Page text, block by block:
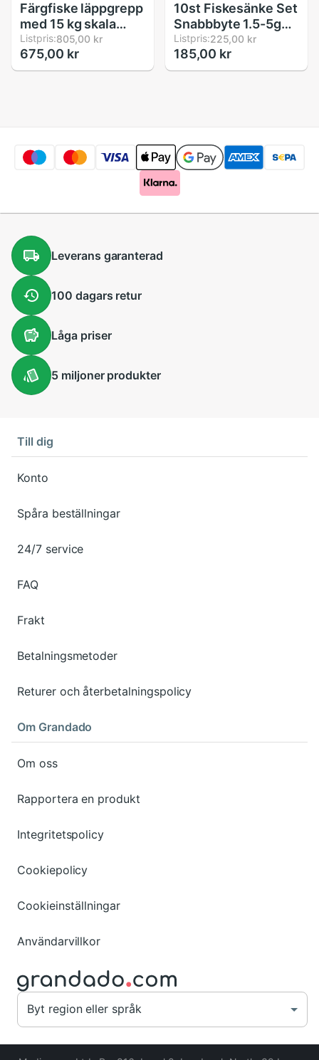
Färgfiske läppgrepp
med 15 kg skala
bärbar fiskgripare
med mjukt
gummihandtag
Listpris:805,00 kr
675,00 kr
10st Fiskesänke Set
Snabbbyte 1.5-5g
Viktlod
Fiskeutrustning
Listpris:225,00 kr
185,00 kr
Leverans garanterad
100 dagars retur
Lågapriser
5 miljonerprodukter
Till dig
Konto
Spåra beställningar
24/7 service
FAQ
Frakt
Betalningsmetoder
Returer och återbetalningspolicy
Om Grandado
Om oss
Rapportera en produkt
Integritetspolicy
Cookiepolicy
Cookieinställningar
Användarvillkor
Byt region eller språk